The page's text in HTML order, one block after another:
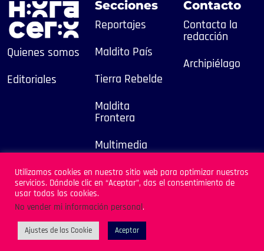
Quienes somos
Editoriales
Secciones
Reportajes
Maldito País
Tierra Rebelde
Maldita
Frontera
Multimedia
2025
Contacto
Contacta la
redacción
Archipiélago
Sitio Desarrollado por
Archipiélago
Utilizamos cookies en nuestro sitio web para optimizar nuestros
servicios. Dándole clic en “Aceptar”, das el consentimiento de
usar todas las cookies.
No vender mi información personal.
Ajustes de las Cookie Aceptar